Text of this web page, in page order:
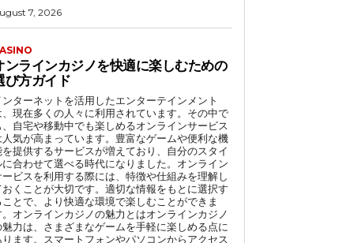
7, 2026
ンラインカジノを快適に楽しむための
び方ガイド
ンターネットを活用したエンターテインメント
、現在多くの人々に利用されています。その中で
、自宅や移動中でも楽しめるオンラインサービス
人気が高まっています。豊富なゲームや便利な機
を提供するサービスが増えており、自分のスタイ
に合わせて選べる時代になりました。オンライン
ービスを利用する際には、特徴や仕組みを理解し
おくことが大切です。適切な情報をもとに選択す
ことで、より快適な環境で楽しむことができま
。オンラインカジノの魅力とはオンラインカジノ
魅力は、さまざまなゲームを手軽に楽しめる点に
ります。スマートフォンやパソコンからアクセス